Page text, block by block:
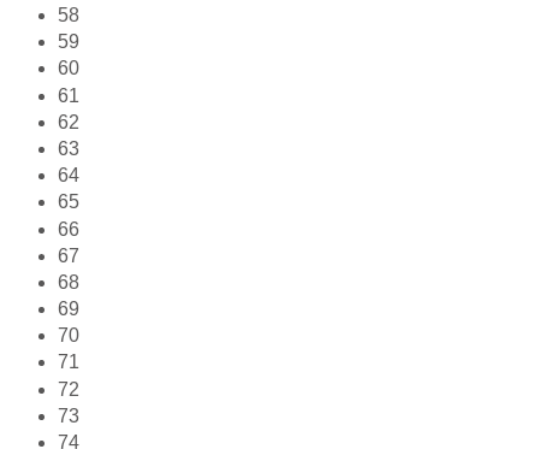
58
59
60
61
62
63
64
65
66
67
68
69
70
71
72
73
74